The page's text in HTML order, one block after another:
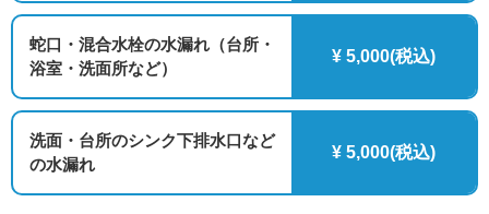
蛇口・混合水栓の水漏れ（台所・
浴室・洗面所など）
¥ 5,000(税込)
洗面・台所のシンク下排水口など
の水漏れ
¥ 5,000(税込)